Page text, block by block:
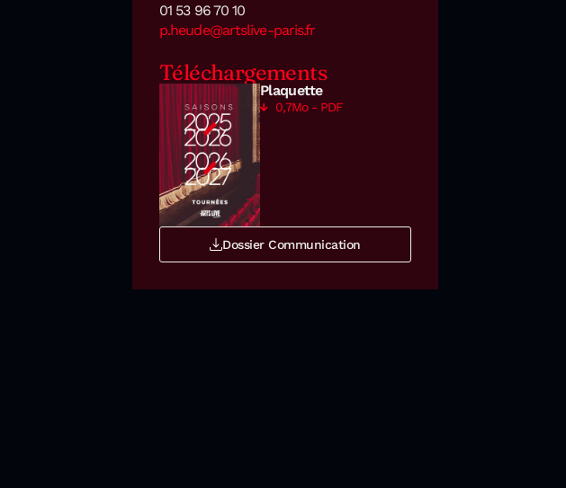
01 53 96 70 10
p.heude@artslive-paris.fr
Téléchargements
Plaquette
0,7Mo - PDF
Dossier Communication